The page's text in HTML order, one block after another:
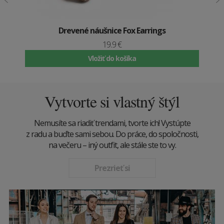
Drevené náušnice Fox Earrings
19.9 €
Vložiť do košíka
Vytvorte si vlastný štýl
Nemusíte sa riadiť trendami, tvorte ich! Vystúpte
z radu a buďte sami sebou. Do práce, do spoločnosti,
na večeru – iný outfit, ale stále ste to vy.
Prezrieť si